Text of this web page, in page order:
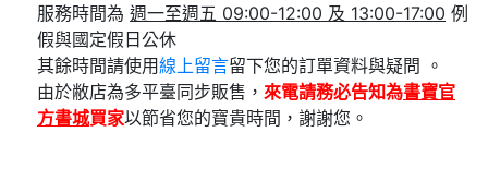
服務時間為 週一至週五 09:00-12:00 及 13:00-17:00 例
假與國定假日公休
其餘時間請使用線上留言
留下您的訂單資料與疑問 。
由於敝店為多平臺同步販售， 來電請務必告知為書寶官
方書城買家以節省您的寶貴時間，謝謝您。